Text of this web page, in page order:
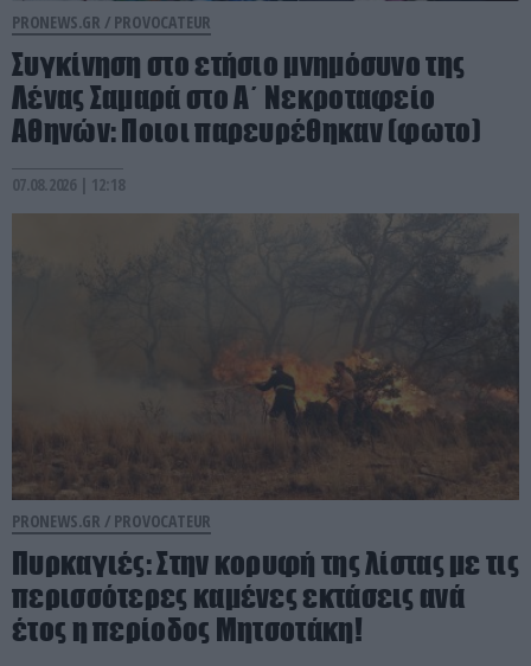
PRONEWS.GR / PROVOCATEUR
Συγκίνηση στο ετήσιο μνημόσυνο της
Λένας Σαμαρά στο Α΄ Νεκροταφείο
Αθηνών: Ποιοι παρευρέθηκαν (φωτο)
07.08.2026 | 12:18
PRONEWS.GR / PROVOCATEUR
Πυρκαγιές: Στην κορυφή της λίστας με τις
περισσότερες καμένες εκτάσεις ανά
έτος η περίοδος Μητσοτάκη!